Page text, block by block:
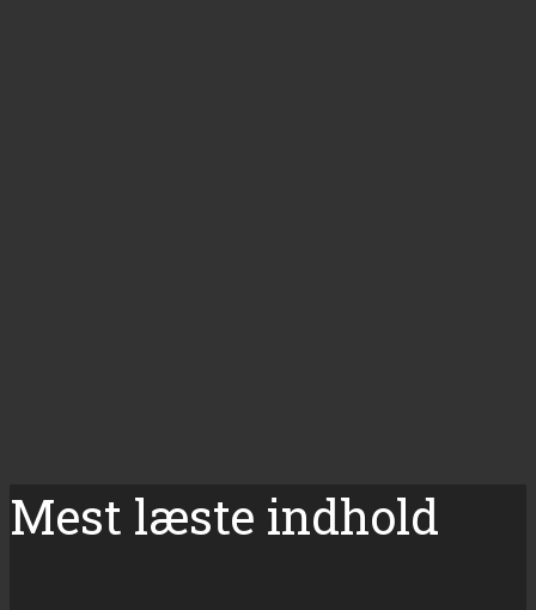
Mest læste indhold